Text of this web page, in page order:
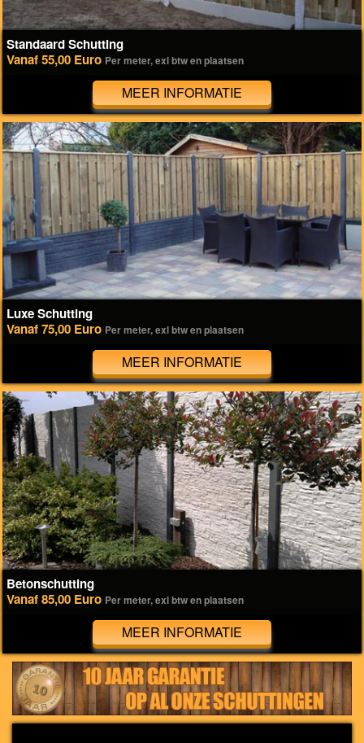
Standaard Schutting
Vanaf 55,00 Euro Per meter, exl btw en plaatsen
MEER INFORMATIE
Luxe Schutting
Vanaf 75,00 Euro Per meter, exl btw en plaatsen
MEER INFORMATIE
Betonschutting
Vanaf 85,00 Euro Per meter, exl btw en plaatsen
MEER INFORMATIE